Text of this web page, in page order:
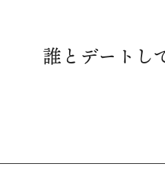
誰とデートし